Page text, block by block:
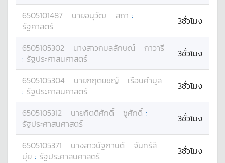
6505101487 นายอนุวัฒ สถา :
รัฐศาสตร์
3ชั่วโมง
6505105302 นางสาวกมลลักษณ์
กาวารี
: รัฐประศาสนศาสตร์ 3ชั่วโมง
6505105304 นายกฤตยชญ์
เรือนคำมูล
: รัฐประศาสนศาสตร์ 3ชั่วโมง
6505105312 นายกิตติศักดิ์ ชูศักดิ์ :
รัฐประศาสนศาสตร์
3ชั่วโมง
6505105371 นางสาวนัฐกานต์
จันทร์สี
มุ่ย : รัฐประศาสนศาสตร์ 3ชั่วโมง